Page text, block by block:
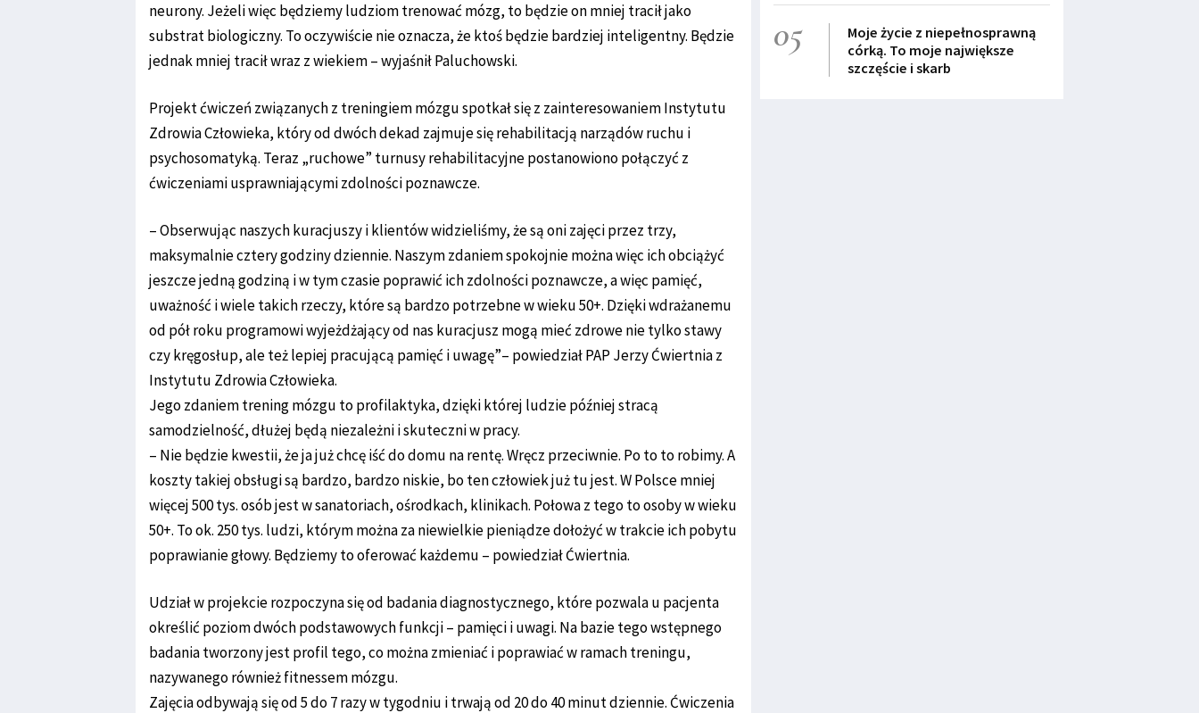
neurony. Jeżeli więc będziemy ludziom trenować mózg, to będzie on mniej tracił jako
substrat biologiczny. To oczywiście nie oznacza, że ktoś będzie bardziej inteligentny. Będzie
jednak mniej tracił wraz z wiekiem – wyjaśnił Paluchowski.
Projekt ćwiczeń związanych z treningiem mózgu spotkał się z zainteresowaniem Instytutu
Zdrowia Człowieka, który od dwóch dekad zajmuje się rehabilitacją narządów ruchu i
psychosomatyką. Teraz „ruchowe” turnusy rehabilitacyjne postanowiono połączyć z
ćwiczeniami usprawniającymi zdolności poznawcze.
– Obserwując naszych kuracjuszy i klientów widzieliśmy, że są oni zajęci przez trzy,
maksymalnie cztery godziny dziennie. Naszym zdaniem spokojnie można więc ich obciążyć
jeszcze jedną godziną i w tym czasie poprawić ich zdolności poznawcze, a więc pamięć,
uważność i wiele takich rzeczy, które są bardzo potrzebne w wieku 50+. Dzięki wdrażanemu
od pół roku programowi wyjeżdżający od nas kuracjusz mogą mieć zdrowe nie tylko stawy
czy kręgosłup, ale też lepiej pracującą pamięć i uwagę”– powiedział PAP Jerzy Ćwiertnia z
Instytutu Zdrowia Człowieka.
Jego zdaniem trening mózgu to profilaktyka, dzięki której ludzie później stracą
samodzielność, dłużej będą niezależni i skuteczni w pracy.
– Nie będzie kwestii, że ja już chcę iść do domu na rentę. Wręcz przeciwnie. Po to to robimy. A
koszty takiej obsługi są bardzo, bardzo niskie, bo ten człowiek już tu jest. W Polsce mniej
więcej 500 tys. osób jest w sanatoriach, ośrodkach, klinikach. Połowa z tego to osoby w wieku
50+. To ok. 250 tys. ludzi, którym można za niewielkie pieniądze dołożyć w trakcie ich pobytu
poprawianie głowy. Będziemy to oferować każdemu – powiedział Ćwiertnia.
Udział w projekcie rozpoczyna się od badania diagnostycznego, które pozwala u pacjenta
określić poziom dwóch podstawowych funkcji – pamięci i uwagi. Na bazie tego wstępnego
badania tworzony jest profil tego, co można zmieniać i poprawiać w ramach treningu,
nazywanego również fitnessem mózgu.
Zajęcia odbywają się od 5 do 7 razy w tygodniu i trwają od 20 do 40 minut dziennie. Ćwiczenia
05
Moje życie z niepełnosprawną
córką. To moje największe
szczęście i skarb